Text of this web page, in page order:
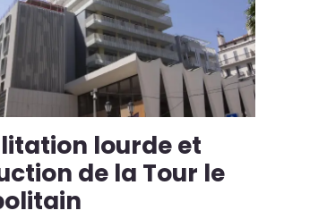
lourde et
de la Tour le